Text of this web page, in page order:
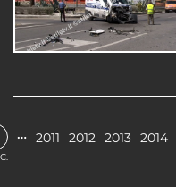
… 2011 2012 2013 2014